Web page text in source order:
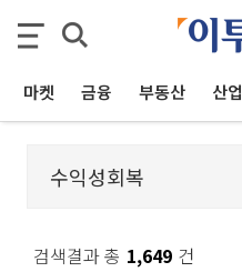
마켓 금융 부동산 산업
검색결과 총 1,649 건